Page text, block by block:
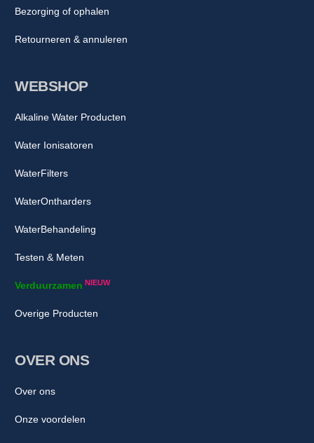
WEBSHOP
Alkaline Water Producten
Water Ionisatoren
WaterFilters
WaterOntharders
WaterBehandeling
Testen & Meten
Verduurzamen NIEUW
Overige Producten
OVER ONS
Over ons
Onze voordelen
Bezorging of ophalen
Retourneren & annuleren